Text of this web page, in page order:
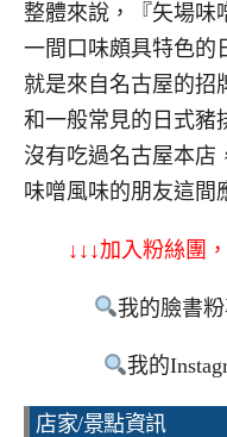
整體來說，『矢場味
一間口味頗具特色的
就是來自名古屋的招
和一般常見的日式豬
沒有吃過名古屋本店
味噌風味的朋友這間
↓↓↓加入粉絲團
我的臉書
我的
店家/景點資訊